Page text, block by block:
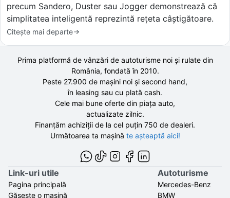
precum Sandero, Duster sau Jogger demonstrează că
simplitatea inteligentă reprezintă rețeta câștigătoare.
Citește mai departe
Prima platformă de vânzări de autoturisme noi și rulate din
România, fondată în 2010.
Peste 27.900 de mașini noi și second hand,
în leasing sau cu plată cash.
Cele mai bune oferte din piața auto,
actualizate zilnic.
Finanțăm achiziții de la cel puțin 750 de dealeri.
Următoarea ta mașină te așteaptă aici!
Link-uri utile
Pagina principală
Găsește o mașină
Autoturisme
Mercedes-Benz
BMW